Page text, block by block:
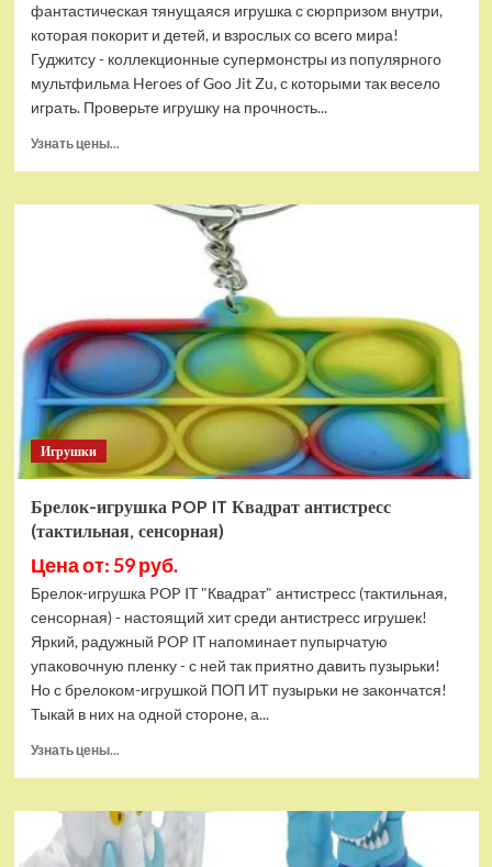
фантастическая тянущаяся игрушка с сюрпризом внутри,
которая покорит и детей, и взрослых со всего мира!
Гуджитсу - коллекционные супермонстры из популярного
мультфильма Heroes of Goo Jit Zu, с которыми так весело
играть. Проверьте игрушку на прочность...
Узнать цены...
Тянущаяся
Паук
Водная
Игрушки
Брелок-игрушка POP IT Квадрат антистресс
(тактильная, сенсорная)
Цена от: 59 руб.
Брелок-игрушка POP IT "Квадрат" антистресс (тактильная,
сенсорная) - настоящий хит среди антистресс игрушек!
Яркий, радужный POP IT напоминает пупырчатую
упаковочную пленку - с ней так приятно давить пузырьки!
Но с брелоком-игрушкой ПОП ИТ пузырьки не закончатся!
Тыкай в них на одной стороне, а...
Узнать цены...
Брелок-
игрушка
POP